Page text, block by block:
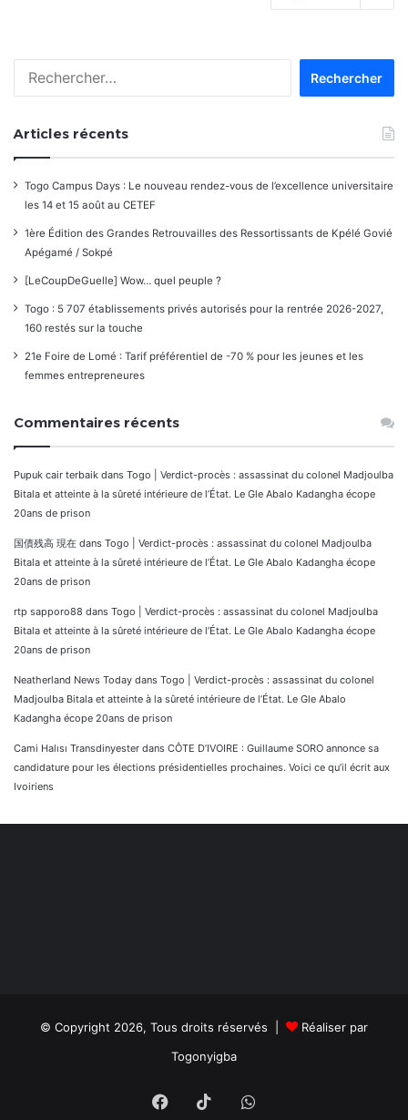
Articles récents
Togo Campus Days : Le nouveau rendez-vous de l’excellence universitaire
les 14 et 15 août au CETEF
1ère Édition des Grandes Retrouvailles des Ressortissants de Kpélé Govié
Apégamé / Sokpé
[LeCoupDeGuelle] Wow… quel peuple ?
Togo : 5 707 établissements privés autorisés pour la rentrée 2026-2027,
160 restés sur la touche
21e Foire de Lomé : Tarif préférentiel de -70 % pour les jeunes et les
femmes entrepreneures
Commentaires récents
Pupuk cair terbaik dans Togo | Verdict-procès : assassinat du colonel Madjoulba
Bitala et atteinte à la sûreté intérieure de l’État. Le Gle Abalo Kadangha écope
20ans de prison
国債残高 現在 dans Togo | Verdict-procès : assassinat du colonel Madjoulba
Bitala et atteinte à la sûreté intérieure de l’État. Le Gle Abalo Kadangha écope
20ans de prison
rtp sapporo88 dans Togo | Verdict-procès : assassinat du colonel Madjoulba
Bitala et atteinte à la sûreté intérieure de l’État. Le Gle Abalo Kadangha écope
20ans de prison
Neatherland News Today dans Togo | Verdict-procès : assassinat du colonel
Madjoulba Bitala et atteinte à la sûreté intérieure de l’État. Le Gle Abalo
Kadangha écope 20ans de prison
Cami Halısı Transdinyester dans CÔTE D’IVOIRE : Guillaume SORO annonce sa
candidature pour les élections présidentielles prochaines. Voici ce qu’il écrit aux
Ivoiriens
© Copyright 2026, Tous droits réservés |
Réaliser par
Togonyigba
Facebook
TikTokWhatsApp